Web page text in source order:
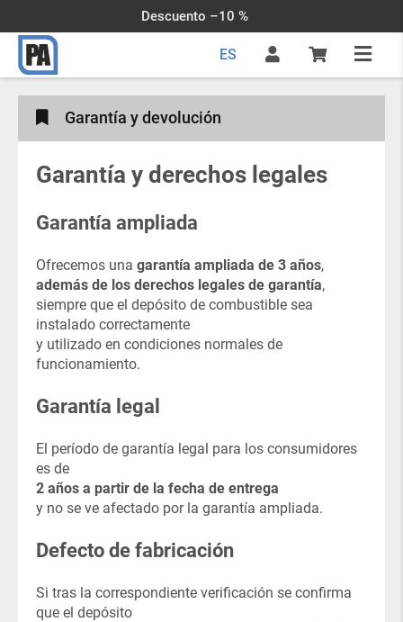
Descuento –10 %
ES
Garantía y devolución
Garantía y derechos legales
Garantía ampliada
Ofrecemos una garantía ampliada de 3 años,
además de los derechos legales de garantía,
siempre que el depósito de combustible sea
instalado correctamente
y utilizado en condiciones normales de
funcionamiento.
Garantía legal
El período de garantía legal para los consumidores
es de
2 años a partir de la fecha de entrega
y no se ve afectado por la garantía ampliada.
Defecto de fabricación
Si tras la correspondiente verificación se confirma
que el depósito